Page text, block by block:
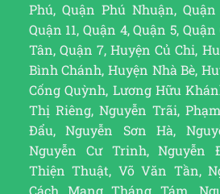
Phú, Quận Phú Nhuận,
Quận 11, Quận 4, Quận 5,
Tân, Quận 7, Huyện Củ Chi,
Bình Chánh, Huyện Nhà Bè,
Cống Quỳnh, Lương Hữu
Thị Riêng, Nguyễn Trãi,
Đẩu, Nguyễn Sơn Hà,
Nguyễn Cư Trinh, Nguyễn
Thiện Thuật, Võ Văn Tần,
Cách Mạng Tháng Tám,